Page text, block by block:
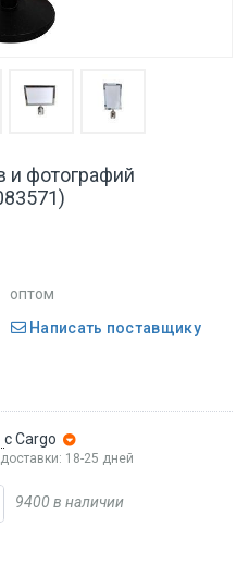
и фотографий
оптом
Написать поставщику
с Cargo
18-25 дней
9400 в наличии